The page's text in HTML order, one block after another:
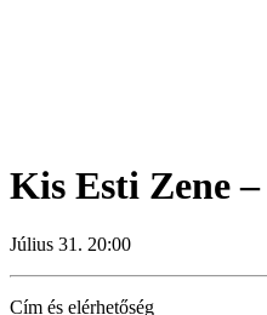
Kis Esti Zene
Július 31. 20:00
Cím és elérhetőség